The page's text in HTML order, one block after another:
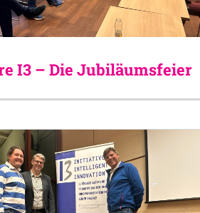
I3 – Die Jubiläumsfeier